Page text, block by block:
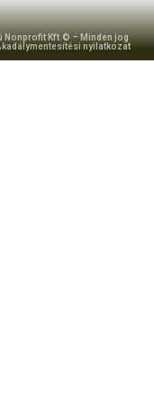
Nonprofit Kft.© – Minden jog
nyilatkozat